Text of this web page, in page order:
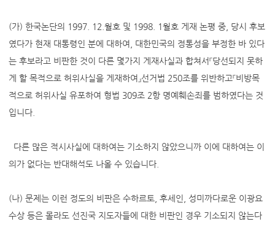
(가) 한국논단의 1997. 12.월호 및 1998. 1월호 게재 논평 중, 당시 후보
였다가 현재 대통령인 분에 대하여, 대한민국의 정통성을 부정한 바 있다
는 후보라고 비판한 것이 다른 몇가지 게재사실과 합쳐서『당선되지 못하
게 할 목적으로 허위사실을 게재하여』선거법 250조를 위반하고『비방목
적으로 허위사실 유포하여 형법 309조 2항 명예훼손죄를 범하였다는 것
입니다.
다른 많은 적시사실에 대하여는 기소하지 않았으니까 이에 대하여는 이
의가 없다는 반대해석도 나올 수 있습니다.
(나) 문제는 이런 정도의 비판은 수하르토, 후세인, 성미까다로운 이광요
수상 등은 몰라도 선진국 지도자들에 대한 비판인 경우 기소되지 않는다